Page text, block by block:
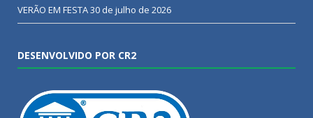
VERÃO EM FESTA30 de julho de 2026
DESENVOLVIDO POR CR2